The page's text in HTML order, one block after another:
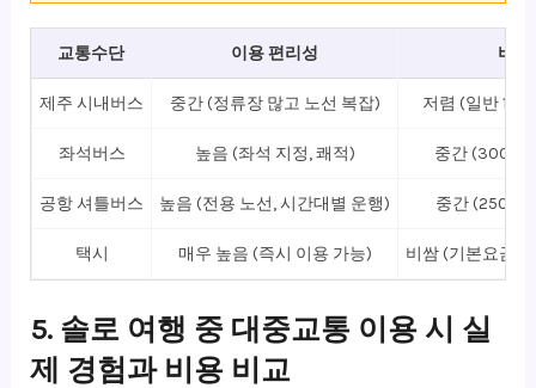
교통수단 이용 편리성 비용
제주 시내버스 중간 (정류장 많고 노선 복잡) 저렴 (일반
좌석버스 높음 (좌석 지정, 쾌적) 중간
공항 셔틀버스 높음 (전용 노선, 시간대별 운행) 중간
택시 매우 높음 (즉시 이용 가능) 비쌈 (기본요금
5. 솔로 여행 중 대중교통 이용 시 실
제 경험과 비용 비교